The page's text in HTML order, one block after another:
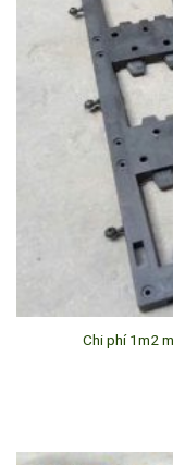
Chi phí 1m2